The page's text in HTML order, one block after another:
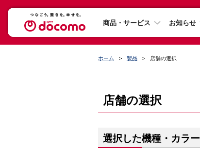
商品・サービス お知らせ
ホーム 製品 店舗の選択
店舗の選択
選択した機種・カラー